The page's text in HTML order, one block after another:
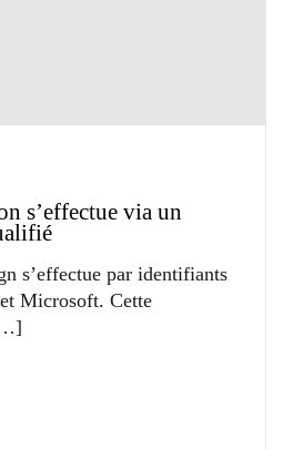
s’effectue via un
s’effectue par identifiants
Microsoft. Cette